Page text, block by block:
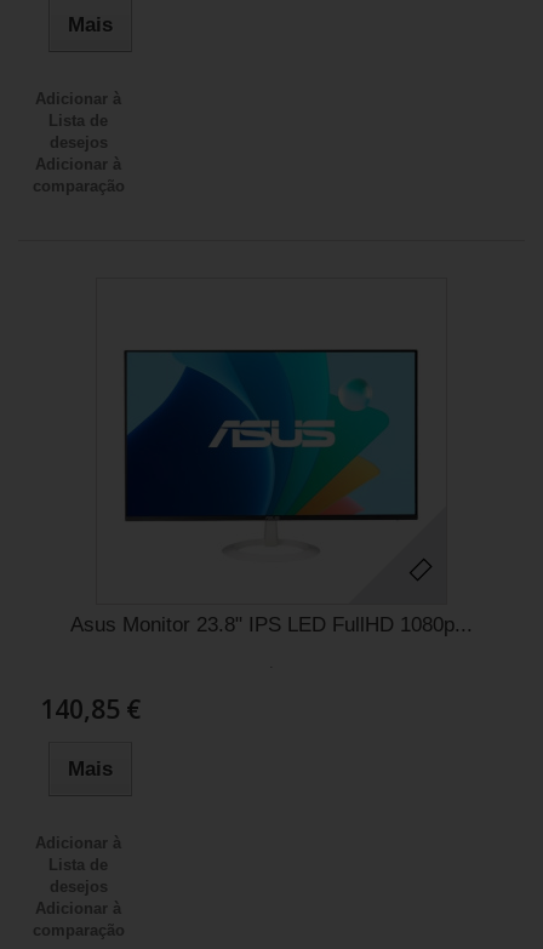
Mais
Adicionar à
Lista de
desejos
Adicionar à
comparação
Asus Monitor 23.8" IPS LED FullHD 1080p...
140,85 €
Mais
Adicionar à
Lista de
desejos
Adicionar à
comparação